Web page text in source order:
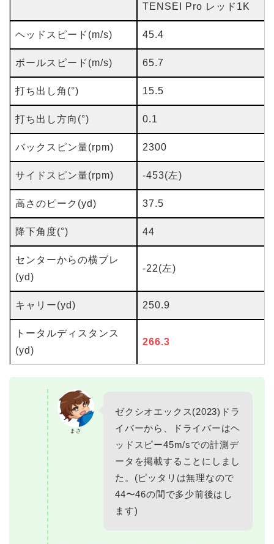
TENSEI Pro レッド1K
ヘッドスピード(m/s) 45.4
ボールスピード(m/s) 65.7
打ち出し角(°) 15.5
打ち出し方向(°) 0.1
バックスピン量(rpm) 2300
サイドスピン量(rpm) -453(左)
高さのピーク(yd) 37.5
降下角度(°) 44
センターからの横ブレ
(yd)
-22(左)
キャリー(yd) 250.9
トータルディスタンス
(yd)
266.3
まさ
ゼクシオエックス(2023)ドラ
イバーから、ドライバーはヘ
ッドスピー45m/sでの計測デ
ータを掲載することにしまし
た。(ピッタリは無理なので
44〜46の間で多少前後はし
ます)